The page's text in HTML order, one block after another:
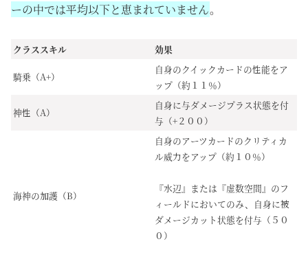
ーの中では平均以下と恵まれていません。
クラススキル 効果
騎乗（A+）
自身のクイックカードの性能をア
ップ（約１１％）
神性（A）
自身に与ダメージプラス状態を付
与（+２００）
海神の加護（B）
自身のアーツカードのクリティカ
ル威力をアップ（約１０％）
『水辺』または『虚数空間』のフ
ィールドにおいてのみ、自身に被
ダメージカット状態を付与（５０
０）